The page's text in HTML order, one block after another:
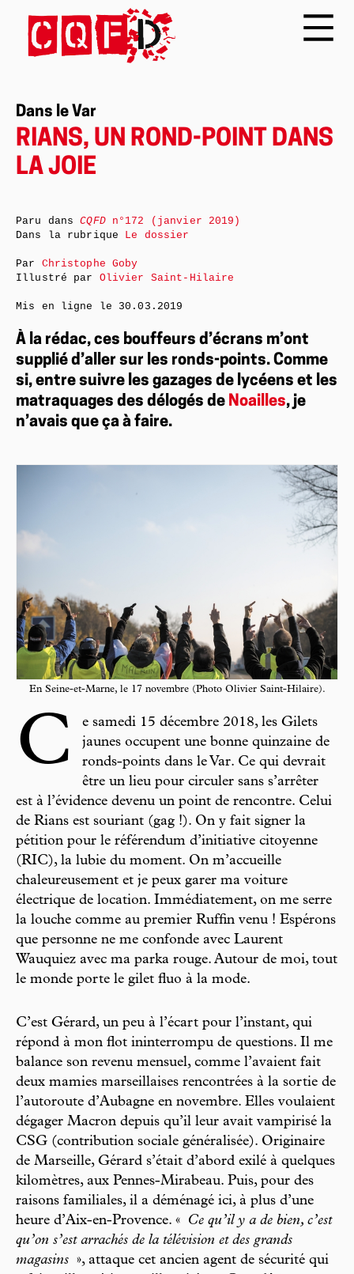
Dans le Var
RIANS, UN ROND-POINT DANS
LA JOIE
À la rédac, ces bouffeurs d’écrans m’ont
supplié d’aller sur les ronds-points. Comme
si, entre suivre les gazages de lycéens et les
matraquages des délogés de Noailles, je
n’avais que ça à faire.
En Seine-et-Marne, le 17 novembre (Photo Olivier Saint-Hilaire).
C
e samedi 15 décembre 2018, les Gilets
jaunes occupent une bonne quinzaine de
ronds-points dans le Var. Ce qui devrait
être un lieu pour circuler sans s’arrêter
est à l’évidence devenu un point de rencontre. Celui
de Rians est souriant (gag !). On y fait signer la
pétition pour le référendum d’initiative citoyenne
(RIC), la lubie du moment. On m’accueille
chaleureusement et je peux garer ma voiture
électrique de location. Immédiatement, on me serre
la louche comme au premier Ruffin venu ! Espérons
que personne ne me confonde avec Laurent
Wauquiez avec ma parka rouge. Autour de moi, tout
le monde porte le gilet fluo à la mode.
C’est Gérard, un peu à l’écart pour l’instant, qui
répond à mon flot ininterrompu de questions. Il me
balance son revenu mensuel, comme l’avaient fait
deux mamies marseillaises rencontrées à la sortie de
l’autoroute d’Aubagne en novembre. Elles voulaient
dégager Macron depuis qu’il leur avait vampirisé la
CSG (contribution sociale généralisée). Originaire
de Marseille, Gérard s’était d’abord exilé à quelques
kilomètres, aux Pennes-Mirabeau. Puis, pour des
raisons familiales, il a déménagé ici, à plus d’une
heure d’Aix-en-Provence. «
Ce qu’il y a de bien, c’est
qu’on s’est arrachés de la télévision et des grands
magasins », attaque cet ancien agent de sécurité qui
Paru dansCQFDn°172 (janvier 2019)
Dans la rubrique Le dossier
Par Christophe Goby
Illustré par Olivier Saint-Hilaire
Mis en ligne le 30.03.2019